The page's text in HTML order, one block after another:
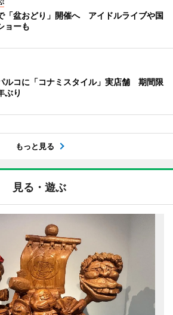
「盆おどり」開催へ アイドルライブや国
ョーも
ルコに「コナミスタイル」実店舗 期間限
ぶり
もっと見る
見る・遊ぶ